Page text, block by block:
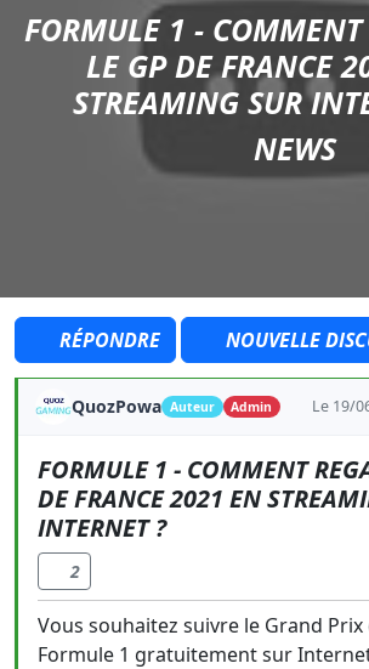
FORMULE 1 - COMMENT
LE GP DE FRANCE
STREAMING SUR
NEWS
RÉPONDRE NOUVELLE
QuozPowa Auteur Admin Le 19/
FORMULE 1 - COMMENT
DE FRANCE 2021 EN
INTERNET ?
2
Vous souhaitez suivre le Grand Prix
Formule 1 gratuitement sur